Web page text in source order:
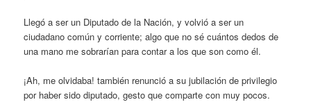
Llegó a ser un Diputado de la Nación, y volvió a ser un
ciudadano común y corriente; algo que no sé cuántos dedos de
una mano me sobrarían para contar a los que son como él.
¡Ah, me olvidaba! también renunció a su jubilación de privilegio
por haber sido diputado, gesto que comparte con muy pocos.